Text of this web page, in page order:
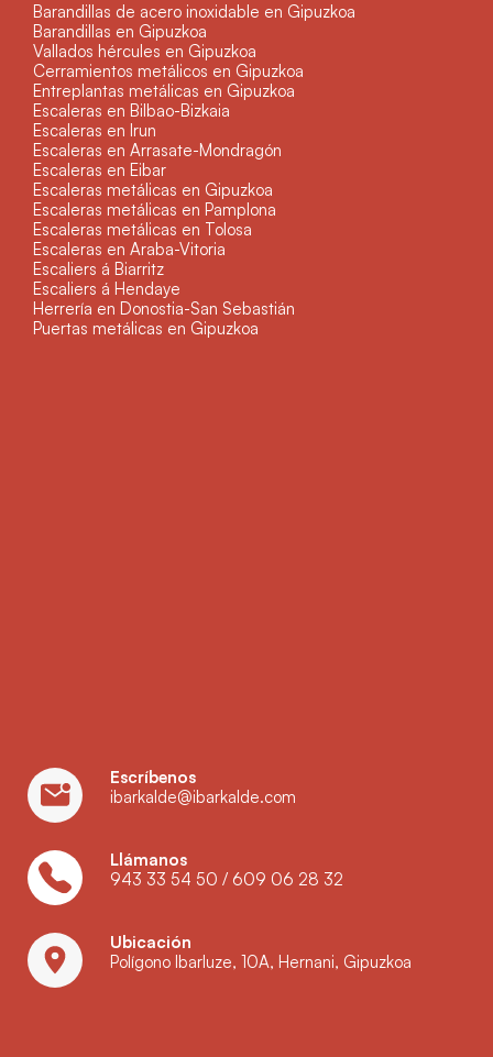
Barandillas de acero inoxidable en Gipuzkoa
Barandillas en Gipuzkoa
Vallados hércules en Gipuzkoa
Cerramientos metálicos en Gipuzkoa
Entreplantas metálicas en Gipuzkoa
Escaleras en Bilbao-Bizkaia
Escaleras en Irun
Escaleras en Arrasate-Mondragón
Escaleras en Eibar
Escaleras metálicas en Gipuzkoa
Escaleras metálicas en Pamplona
Escaleras metálicas en Tolosa
Escaleras en Araba-Vitoria
Escaliers á Biarritz
Escaliers á Hendaye
Herrería en Donostia-San Sebastián
Puertas metálicas en Gipuzkoa
Escríbenos
ibarkalde@ibarkalde.com
Llámanos
943 33 54 50 / 609 06 28 32
Ubicación
Polígono Ibarluze, 10A, Hernani, Gipuzkoa